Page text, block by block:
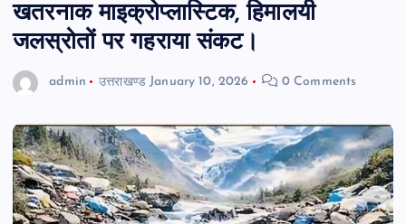
खतरनाक माइक्रोप्लास्टिक, हिमालयी
जलस्रोतों पर गहराया संकट।
admin उत्तराखण्ड January 10, 2026 0 Comments